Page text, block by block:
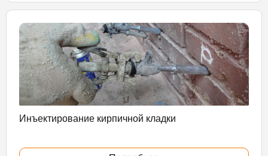
Инъектирование кирпичной кладки